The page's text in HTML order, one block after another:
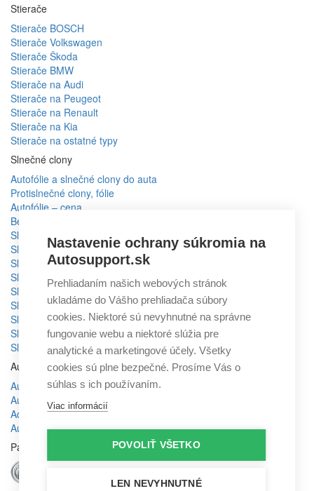
Stierače
Stierače BOSCH
Stierače Volkswagen
Stierače Škoda
Stierače BMW
Stierače na Audi
Stierače na Peugeot
Stierače na Renault
Stierače na Kia
Stierače na ostatné typy
Slnečné clony
Autofólie a slnečné clony do auta
Protislnečné clony, fólie
Autofólie – cena
Bezpečnostné fólie
Slnečné clony Volkswagen
Slnečné clony Škoda
Slnečné clony BMW
Slnečné clony Mercedes
Slnečné clony Mazda
Slnečné clony Toyota
Slnečné clony Ford
Slnečné clony KIA
Slnečné clony Volvo
Autodoplnky
Autochémia
Autokozmetika
Aditíva
Autodoplnky
Partneri
Nastavenie ochrany súkromia na
Autosupport.sk
Prehliadaním našich webových stránok
ukladáme do Vášho prehliadača súbory
cookies. Niektoré sú nevyhnutné na správne
fungovanie webu a niektoré slúžia pre
analytické a marketingové účely. Všetky
cookies sú plne bezpečné. Prosíme Vás o
súhlas s ich používaním.
Viac informácií
POVOLIŤ VŠETKO
LEN NEVYHNUTNÉ